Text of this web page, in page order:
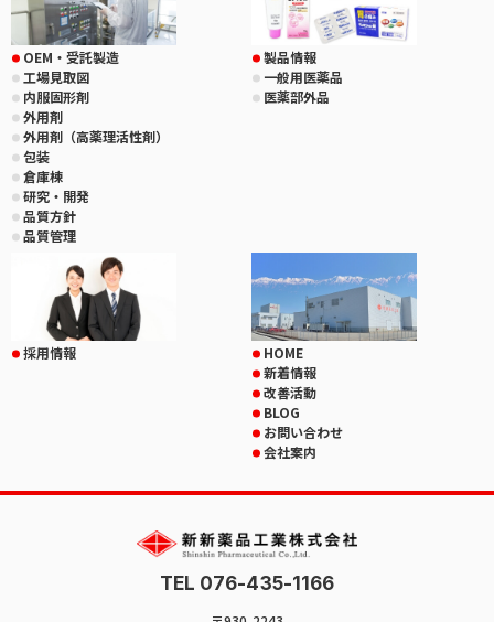
OEM・受託製造
工場見取図
内服固形剤
外用剤
外用剤（高薬理活性剤）
包装
倉庫棟
研究・開発
品質方針
品質管理
製品情報
一般用医薬品
医薬部外品
採用情報
HOME
新着情報
改善活動
BLOG
お問い合わせ
会社案内
TEL 076-435-1166